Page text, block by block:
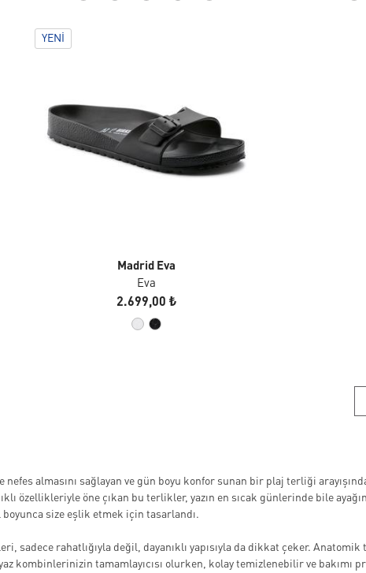
YENI
Madrid Eva
Eva
2.699,00 ₺
nefes almasını sağlayan ve gün boyu konfor sunan bir plaj terliği
özellikleriyle öne çıkan bu terlikler, yazın en sıcak günlerinde bile
size eşlik etmek için tasarlandı.
sadece rahatlığıyla değil, dayanıklı yapısıyla da dikkat çeker.
kombinlerinizin tamamlayıcısı olurken, kolay temizlenebilir ve bakımı